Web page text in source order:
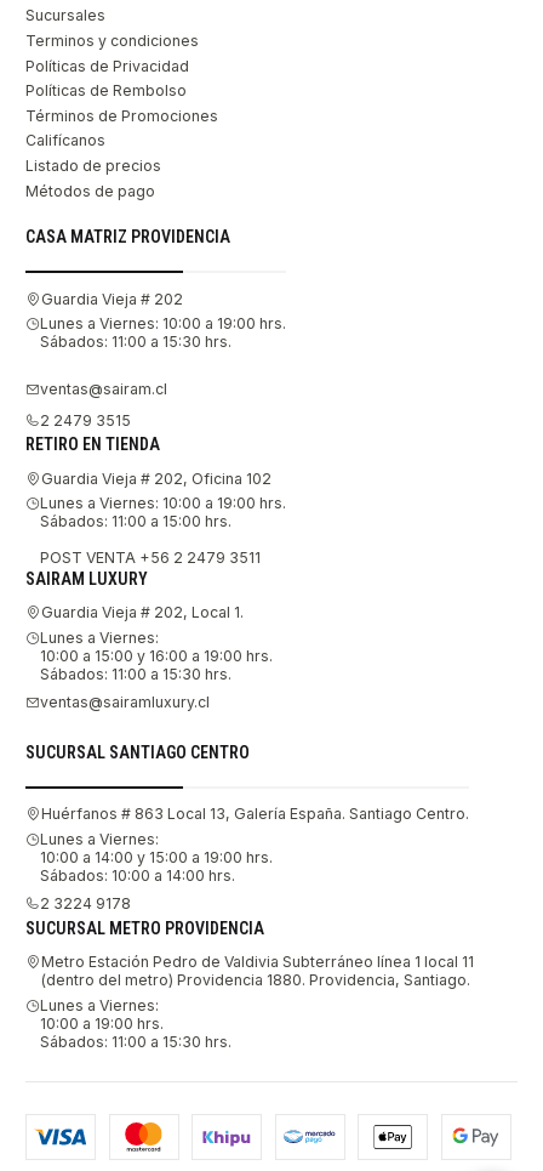
Sucursales
Terminos y condiciones
Políticas de Privacidad
Políticas de Rembolso
Términos de Promociones
Califícanos
Listado de precios
Métodos de pago
CASA MATRIZ PROVIDENCIA
Guardia Vieja # 202
Lunes a Viernes: 10:00 a 19:00 hrs.
Sábados: 11:00 a 15:30 hrs.
ventas@sairam.cl
2 2479 3515
RETIRO EN TIENDA
Guardia Vieja # 202, Oficina 102
Lunes a Viernes: 10:00 a 19:00 hrs.
Sábados: 11:00 a 15:00 hrs.
POST VENTA +56 2 2479 3511
SAIRAM LUXURY
Guardia Vieja # 202, Local 1.
Lunes a Viernes:
10:00 a 15:00 y 16:00 a 19:00 hrs.
Sábados: 11:00 a 15:30 hrs.
ventas@sairamluxury.cl
SUCURSAL SANTIAGO CENTRO
Huérfanos # 863 Local 13, Galería España. Santiago Centro.
Lunes a Viernes:
10:00 a 14:00 y 15:00 a 19:00 hrs.
Sábados: 10:00 a 14:00 hrs.
2 3224 9178
SUCURSAL METRO PROVIDENCIA
Metro Estación Pedro de Valdivia Subterráneo línea 1 local 11
(dentro del metro) Providencia 1880. Providencia, Santiago.
Lunes a Viernes:
10:00 a 19:00 hrs.
Sábados: 11:00 a 15:30 hrs.